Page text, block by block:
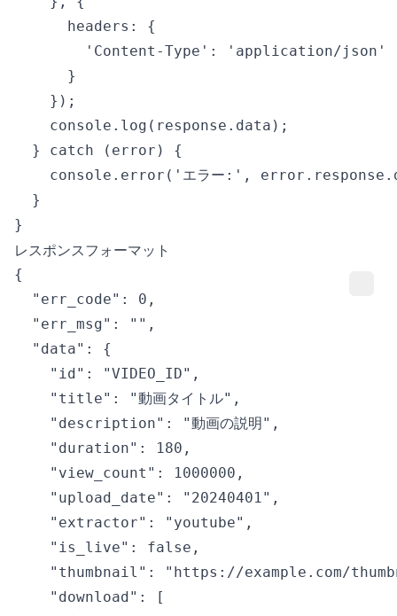
      headers: {
        'Content-Type': 'application/json'
      }
    });
    console.log(response.data);
  } catch (error) {
console.error('エラー:',
  }
レスポンスフォーマット
{
  "err_code": 0,
  "err_msg": "",
  "data": {
    "id": "VIDEO_ID",
    "title": "動画タイトル",
    "description": "動画の説明",
    "duration": 180,
    "view_count": 1000000,
    "upload_date": "20240401",
    "extractor": "youtube",
    "is_live": false,
"thumbnail": "https://example.com/
    "download": [